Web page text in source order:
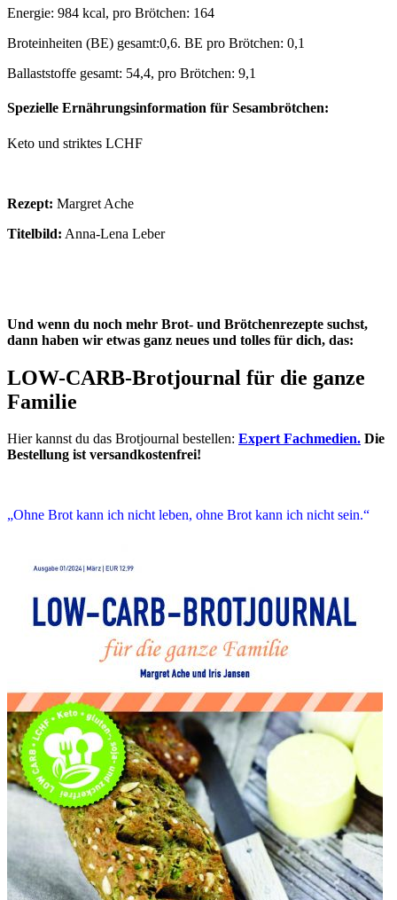
Energie: 984 kcal, pro Brötchen: 164
Broteinheiten (BE) gesamt:0,6. BE pro Brötchen: 0,1
Ballaststoffe gesamt: 54,4, pro Brötchen: 9,1
Spezielle Ernährungsinformation für Sesambrötchen:
Keto und striktes LCHF
Rezept: Margret Ache
Titelbild: Anna-Lena Leber
Und wenn du noch mehr Brot- und Brötchenrezepte suchst,
dann haben wir etwas ganz neues und tolles für dich, das:
LOW-CARB-Brotjournal für die ganze
Familie
Hier kannst du das Brotjournal bestellen: Expert Fachmedien. Die
Bestellung ist versandkostenfrei!
„Ohne Brot kann ich nicht leben, ohne Brot kann ich nicht sein.“